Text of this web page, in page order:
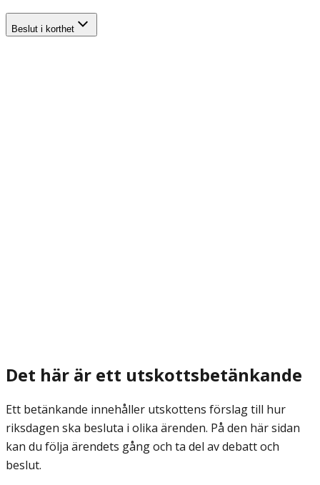
Beslut i korthet
Det här är ett utskottsbetänkande
Ett betänkande innehåller utskottens förslag till hur
riksdagen ska besluta i olika ärenden. På den här sidan
kan du följa ärendets gång och ta del av debatt och
beslut.